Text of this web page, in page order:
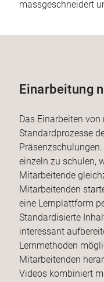
massgeschneidert
Einarbeitung
Das Einarbeiten
Standardprozesse
einzeln zu schulen,
Mitarbeitende
Mitarbeitenden
eine Lernplattform
Standardisierte
interessant
Lernmethoden
Mitarbeitenden
Videos kombiniert